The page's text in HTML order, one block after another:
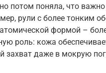
потом поняла, что
рули с более тонким
формой –
роль: кожа
захват даже в мокрую